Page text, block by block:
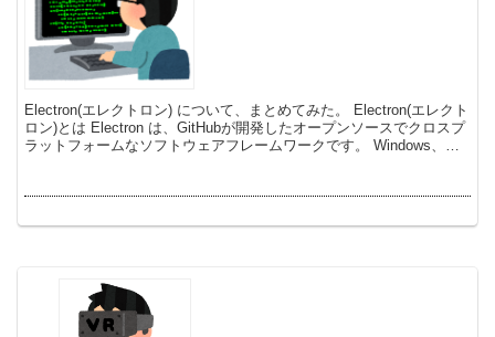
Electron(エレクトロン) について、まとめてみた。 Electron(エレクト
ロン)とは Electron は、GitHubが開発したオープンソースでクロスプ
ラットフォームなソフトウェアフレームワークです。 Windows、